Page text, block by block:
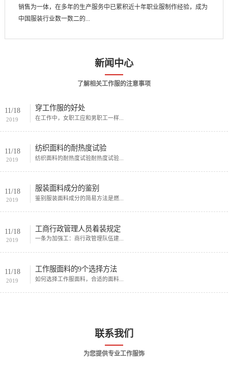
销售为一体，在多年的生产服务中已累积近十年职业服制作经验，成为
中国服装行业数一数二的...
新闻中心
了解相关工作服的注意事项
11/18
2019
穿工作服的好处
在工作中，女职工应和男职工一样...
11/18
2019
纺织面料的耐热度试验
纺织面料的耐热度试验耐热度试验...
11/18
2019
服装面料成分的鉴别
鉴别服装面料成分的简易方法是燃...
11/18
2019
工商行政管理人员着装规定
一条为加强工：商行政管理队伍建...
11/18
2019
工作服面料的9个选择方法
如何选择工作服面料，合适的面料...
联系我们
为您提供专业工作服饰